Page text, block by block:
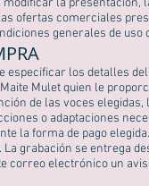
la presentación,
ofertas comerciales
generales de
especificar los detalles
Mulet quien le
de las voces
o adaptaciones
la forma de pago
grabación se entrega
correo electrónico un